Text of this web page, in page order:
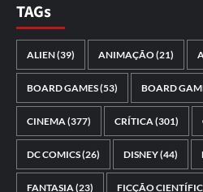
TAGs
ALIEN(39) ANIMAÇÃO(21)
BOARD GAMES(53) BOARD
CINEMA(377) CRÍTICA(301)
DC COMICS(26) DISNEY(44)
FANTASIA(23) FICÇÃO